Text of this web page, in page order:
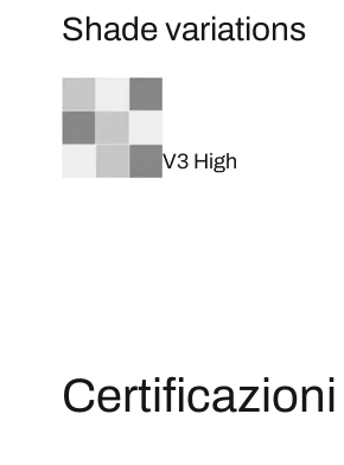
Shade variations
V3 High
Certificazioni